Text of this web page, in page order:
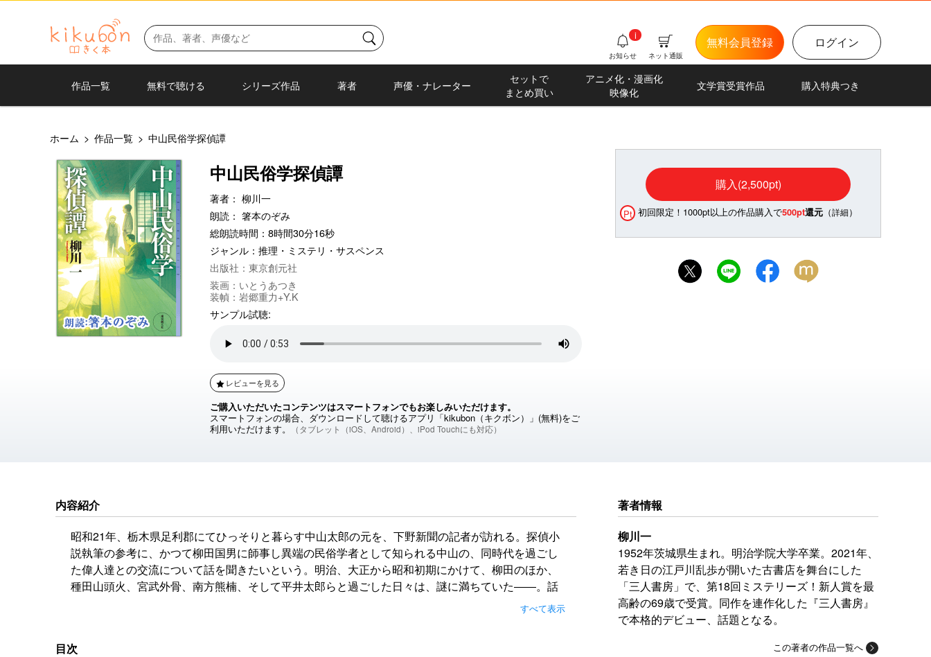
ログイン
無料会員登録
ネット通販
お知らせ
i
作品一覧 無料で聴ける シリーズ作品 著者 声優・ナレーター
セットで
まとめ買い
アニメ化・漫画化
映像化
文学賞受賞作品 購入特典つき
ホーム > 作品一覧 > 中山民俗学探偵譚
中山民俗学探偵譚
著者： 柳川一
朗読： 箸本のぞみ
総朗読時間：8時間30分16秒
ジャンル： 推理・ミステリ・サスペンス
出版社：東京創元社
装画：いとうあつき
装幀：岩郷重力+Y.K
サンプル試聴:
レビューを見る
ご購入いただいたコンテンツはスマートフォンでもお楽しみいただけます。
スマートフォンの場合、ダウンロードして聴けるアプリ「kikubon（キクボン）」(無料)をご
利用いただけます。
（タブレット（iOS、Android）、iPod Touchにも対応）
購入(2,500pt)
Pt 初回限定！1000pt以上の作品購入で500pt還元（詳細）
内容紹介
昭和21年、栃木県足利郡にてひっそりと暮らす中山太郎の元を、下野新聞の記者が訪れる。探偵小
説執筆の参考に、かつて柳田国男に師事し異端の民俗学者として知られる中山の、同時代を過ごし
た偉人達との交流について話を聞きたいという。明治、大正から昭和初期にかけて、柳田のほか、
種田山頭火、宮武外骨、南方熊楠、そして平井太郎らと過ごした日々は、謎に満ちていた――。話
すべて表示
目次
著者情報
柳川一
1952年茨城県生まれ。明治学院大学卒業。2021年、
若き日の江戸川乱歩が開いた古書店を舞台にした
「三人書房」で、第18回ミステリーズ！新人賞を最
高齢の69歳で受賞。同作を連作化した『三人書房』
で本格的デビュー、話題となる。
この著者の作品一覧へ